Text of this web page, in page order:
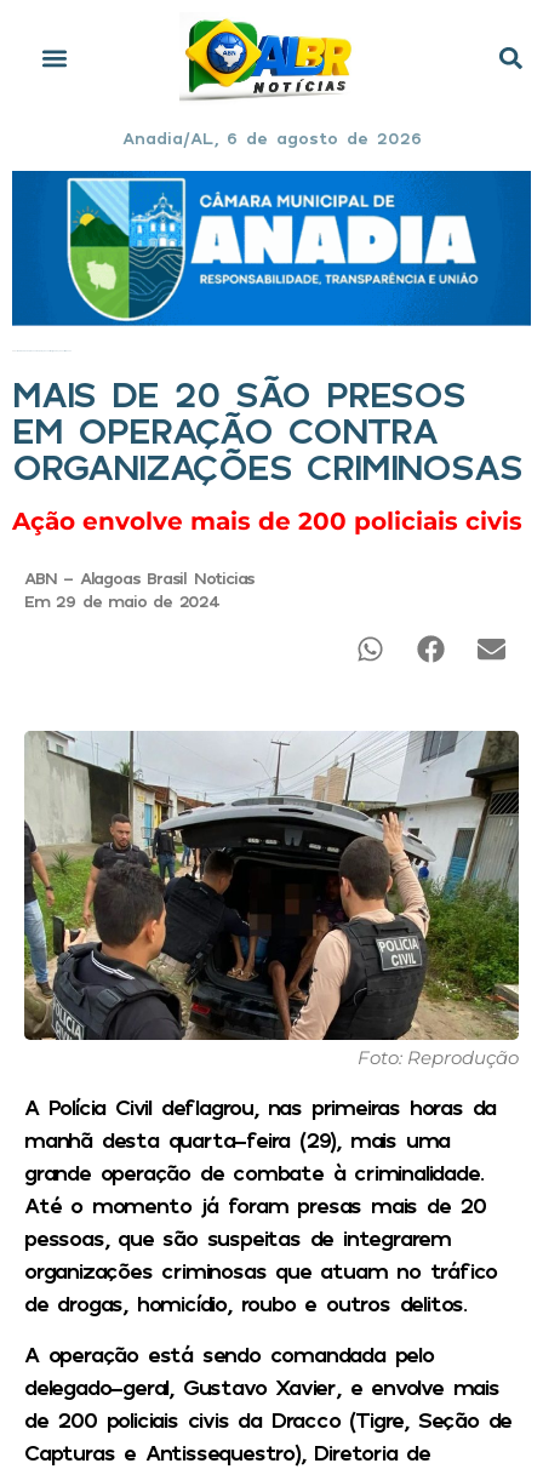
Anadia/AL, 6 de agosto de 2026
MAIS DE 20 SÃO PRESOS
EM OPERAÇÃO CONTRA
ORGANIZAÇÕES CRIMINOSAS
Ação envolve mais de 200 policiais civis
ABN - Alagoas Brasil Noticias
Em 29 de maio de 2024
Foto: Reprodução
A Polícia Civil deflagrou, nas primeiras horas da
manhã desta quarta-feira (29), mais uma
grande operação de combate à criminalidade.
Até o momento já foram presas mais de 20
pessoas, que são suspeitas de integrarem
organizações criminosas que atuam no tráfico
de drogas, homicídio, roubo e outros delitos.
A operação está sendo comandada pelo
delegado-geral, Gustavo Xavier, e envolve mais
de 200 policiais civis da Dracco (Tigre, Seção de
Capturas e Antissequestro), Diretoria de